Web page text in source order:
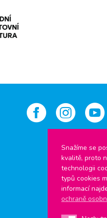
Snažíme se
kvalitě, proto
technologii
typů cookies
informací
ochraně